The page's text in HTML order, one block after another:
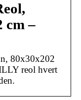
cm –
80x30x202
reol hvert